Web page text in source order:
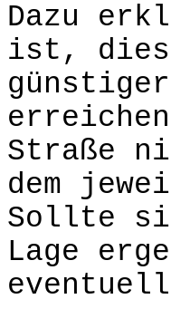
Dazu
ist,
Straße
dem
Sollte
Lage